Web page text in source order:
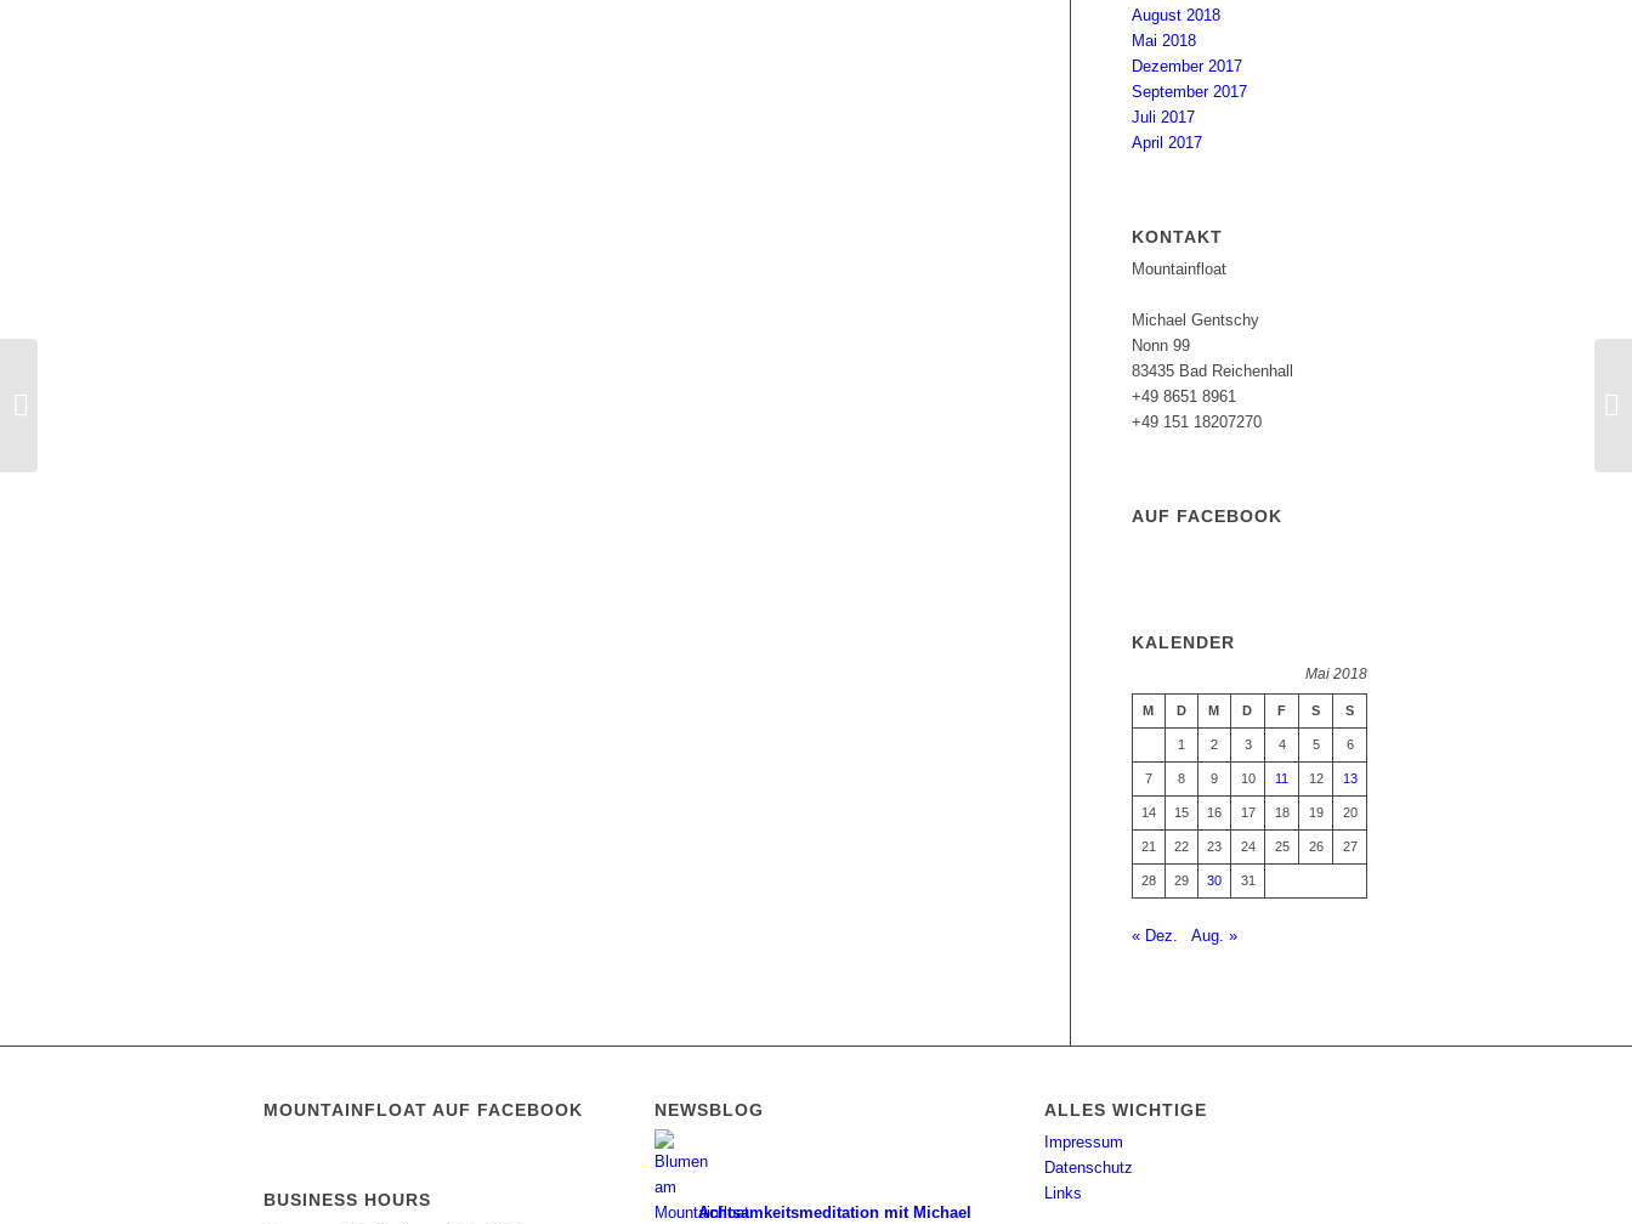
August 2018
Mai 2018
Dezember 2017
September 2017
Juli 2017
April 2017
KONTAKT
Mountainfloat
Michael Gentschy
Nonn 99
83435 Bad Reichenhall
+49 8651 8961
+49 151 18207270
AUF FACEBOOK
KALENDER
Mai 2018
M D M D F S S
1 2 3 4 5 6
7 8 9 10 11 12 13
14 15 16 17 18 19 20
21 22 23 24 25 26 27
28 29 30 31
« Dez. Aug. »
MOUNTAINFLOAT AUF FACEBOOK
BUSINESS HOURS
NEWSBLOG
Achtsamkeitsmeditation mit Michael
ALLES WICHTIGE
Impressum
Datenschutz
Links